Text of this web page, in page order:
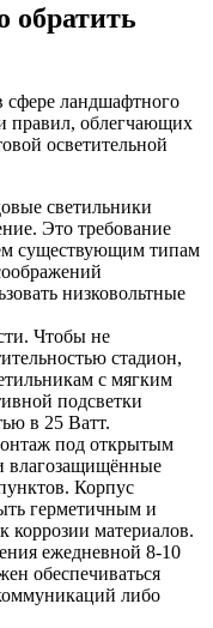
обратить
ландшафтного
правил, облегчающих
осветительной
светильники
Это требование
существующим типам
низковольтные
Чтобы не
стадион,
с мягким
подсветки
в 25 Ватт.
под открытым
влагозащищённые
Корпус
герметичным и
коррозии материалов.
ежедневной 8-10
обеспечиваться
либо